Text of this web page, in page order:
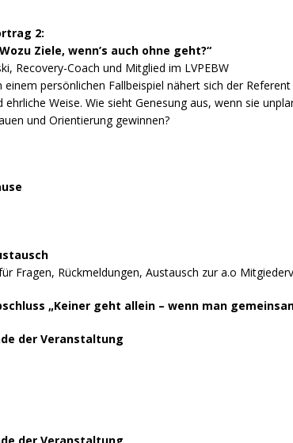
2:
Ziele, wenn’s auch ohne geht?“
Recovery-Coach und Mitglied im LVPEBW
einem persönlichen Fallbeispiel nähert sich der
Weise. Wie sieht Genesung aus, wenn sie
und Orientierung gewinnen?
Fragen, Rückmeldungen, Austausch zur a.o
„Keiner geht allein – wenn man
der Veranstaltung